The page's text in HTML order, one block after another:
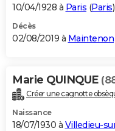
10/04/1928 à Paris (Paris)
Décès
02/08/2019 à Maintenon
Marie QUINQUE
Créer une cagnotte
Naissance
18/07/1930 à Villedieu-